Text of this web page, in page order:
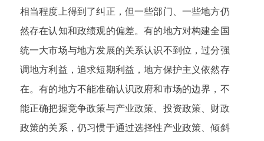
相当程度上得到了纠正，但一些部门、一些地方仍
然存在认知和政绩观的偏差。有的地方对构建全国
统一大市场与地方发展的关系认识不到位，过分强
调地方利益，追求短期利益，地方保护主义依然存
在。有的地方不能准确认识政府和市场的边界，不
能正确把握竞争政策与产业政策、投资政策、财政
政策的关系，仍习惯于通过选择性产业政策、倾斜